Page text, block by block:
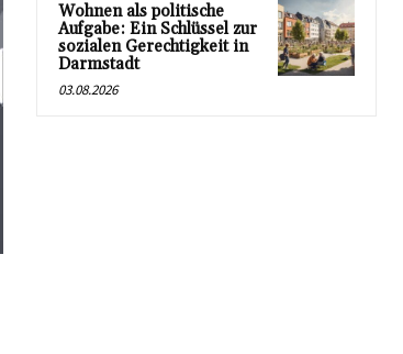
Wohnen als politische
Aufgabe: Ein Schlüssel zur
sozialen Gerechtigkeit in
Darmstadt
03.08.2026